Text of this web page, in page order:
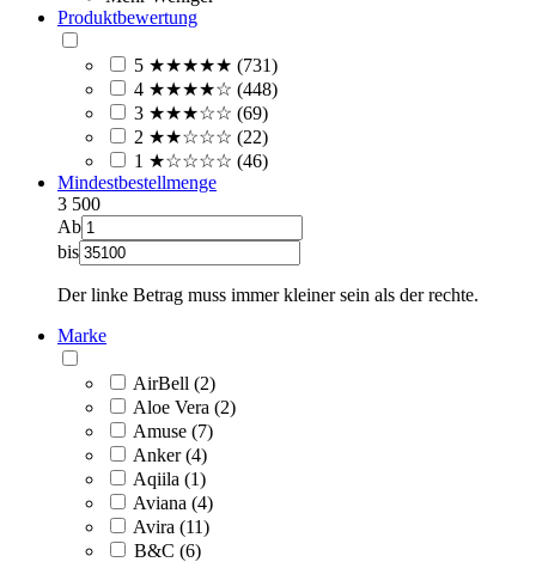
Produktbewertung
5 ★★★★★ (731)
4 ★★★★☆ (448)
3 ★★★☆☆ (69)
2 ★★☆☆☆ (22)
1 ★☆☆☆☆ (46)
Mindestbestellmenge
3 500
Ab
bis
Der linke Betrag muss immer kleiner sein als der rechte.
Marke
AirBell (2)
Aloe Vera (2)
Amuse (7)
Anker (4)
Aqiila (1)
Aviana (4)
Avira (11)
B&C (6)